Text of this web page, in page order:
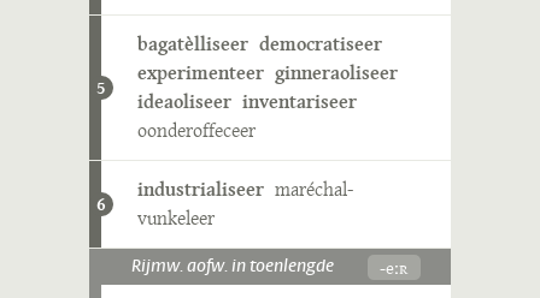
5
bagatèlliseer democratiseer
experimenteer ginneraoliseer
ideaoliseer inventariseer
oonderoffeceer
6
industrialiseer maréchal-
vunkeleer
Rijmw. aofw. in toenlengde -eːʀ